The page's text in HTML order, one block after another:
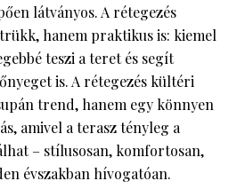
látványos. A rétegezés
hanem praktikus is: kiemel
teszi a teret és segít
is. A rétegezés kültéri
trend, hanem egy könnyen
amivel a terasz tényleg a
– stílusosan, komfortosan,
évszakban hívogatóan.